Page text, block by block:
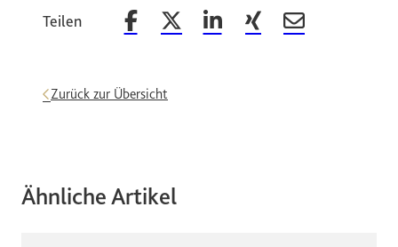
Teilen Beitrag auf Facebook teilen
Beitrag auf X teilen
Beitrag auf LinkedIn teilen
Beitrag auf Xing teilen
Beitrag per
Zurück zur Übersicht
Ähnliche Artikel